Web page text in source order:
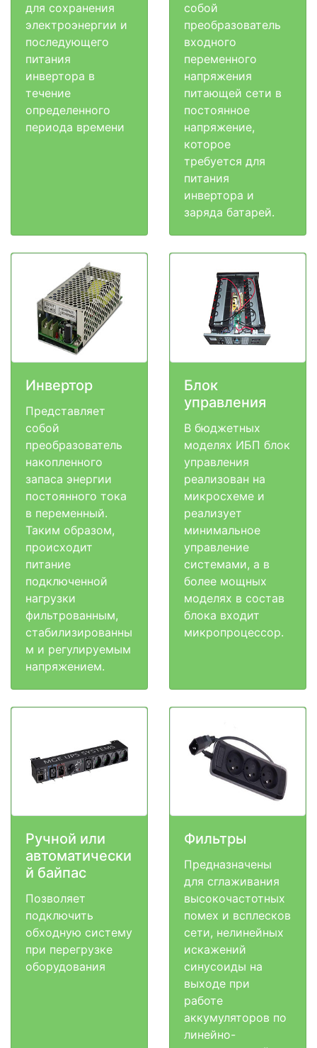
для сохранения
электроэнергии и
последующего
питания
инвертора в
течение
определенного
периода времени
собой
преобразователь
входного
переменного
напряжения
питающей сети в
постоянное
напряжение,
которое
требуется для
питания
инвертора и
заряда батарей.
Инвертор
Представляет
собой
преобразователь
накопленного
запаса энергии
постоянного тока
в переменный.
Таким образом,
происходит
питание
подключенной
нагрузки
фильтрованным,
стабилизированны
м и регулируемым
напряжением.
Блок
управления
В бюджетных
моделях ИБП блок
управления
реализован на
микросхеме и
реализует
минимальное
управление
системами, а в
более мощных
моделях в состав
блока входит
микропроцессор.
Ручной или
автоматически
й байпас
Позволяет
подключить
обходную систему
при перегрузке
оборудования
Фильтры
Предназначены
для сглаживания
высокочастотных
помех и всплесков
сети, нелинейных
искажений
синусоиды на
выходе при
работе
аккумуляторов по
линейно-